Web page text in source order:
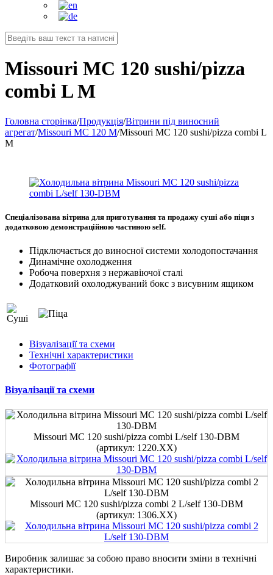
Missouri MC 120 sushi/pizza
combi L M
Головна сторінка/Продукція/Вітрини під виносний
агрегат/Missouri MC 120 M/Missouri MC 120 sushi/pizza combi L
M
Спеціалізована вітрина для приготування та продажу суші або піци з
додатковою демонстраційною частиною self.
Підключається до виносної системи холодопостачання
Динамічне охолодження
Робоча поверхня з нержавіючої сталі
Додатковий охолоджуваний бокс з висувним ящиком
Візуалізації та схеми
Технічні характеристики
Фотографії
Візуалізації та схеми
Missouri MC 120 sushi/pizza combi L/self 130-DBM
(артикул: 1220.XX)
Missouri MC 120 sushi/pizza combi 2 L/self 130-DBM
(артикул: 1306.XX)
Виробник залишає за собою право вносити зміни в технічні
характеристики.